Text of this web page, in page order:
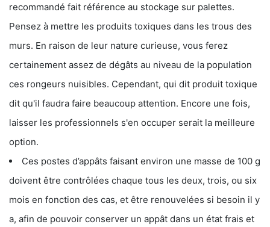
recommandé fait référence au stockage sur palettes.
Pensez à mettre les produits toxiques dans les trous des
murs. En raison de leur nature curieuse, vous ferez
certainement assez de dégâts au niveau de la population
ces rongeurs nuisibles. Cependant, qui dit produit toxique
dit qu'il faudra faire beaucoup attention. Encore une fois,
laisser les professionnels s'en occuper serait la meilleure
option.
Ces postes d’appâts faisant environ une masse de 100 g
doivent être contrôlées chaque tous les deux, trois, ou six
mois en fonction des cas, et être renouvelées si besoin il y
a, afin de pouvoir conserver un appât dans un état frais et